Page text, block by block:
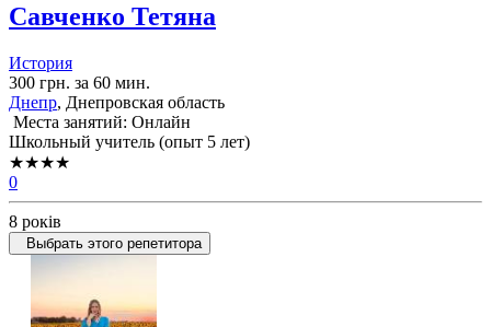
Савченко Тетяна
История
300 грн. за 60 мин.
Днепр, Днепровская область
Места занятий: Онлайн
Школьный учитель (опыт 5 лет)
★★★★
0
8 років
Выбрать этого репетитора